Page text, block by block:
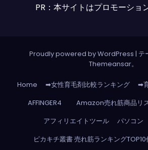
PR：本サイトはプロモーショ
Proudly powered by WordPress | テ
Themeansar。
Home ➡女性育毛剤比較ランキング
➡
AFFINGER4
Amazon売れ筋商品リ
アフィリエイトツール
パソコン
ピカキチ叢書 売れ筋ランキングTOP10